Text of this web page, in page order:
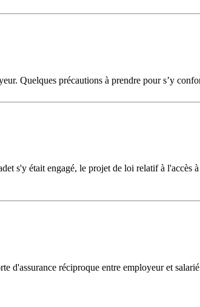
Quelques précautions à prendre pour s’y
s'y était engagé, le projet de loi relatif à
d'assurance réciproque entre employeur et